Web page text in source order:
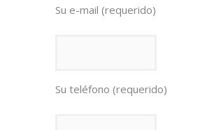
Su e-mail (requerido)
Su teléfono (requerido)